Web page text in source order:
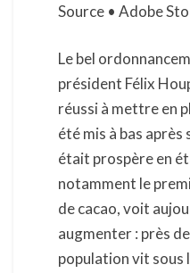
Source • Adobe
Le bel
président Félix
réussi à mettre en
été mis à bas après
était prospère en
notamment le
de cacao, voit
augmenter : près
population vit sous